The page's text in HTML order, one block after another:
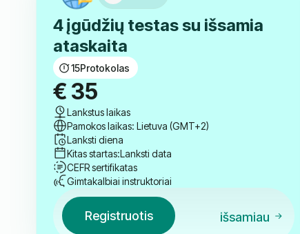
4 įgūdžių testas su išsamia
ataskaita
15Protokolas
€ 35
Lankstus laikas
Pamokos laikas: Lietuva (GMT+2)
Lanksti diena
Kitas startas:Lanksti data
CEFR sertifikatas
Gimtakalbiai instruktoriai
Registruotis išsamiau